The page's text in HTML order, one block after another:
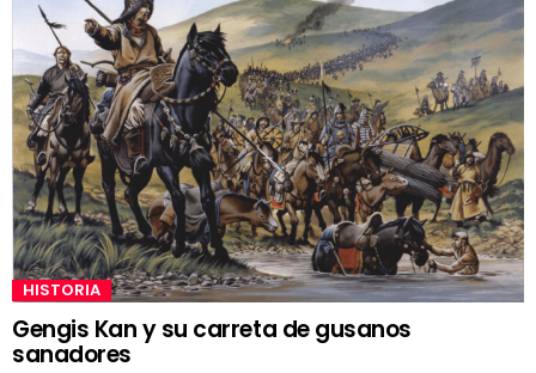
HISTORIA
Gengis Kan y su carreta de gusanos
sanadores